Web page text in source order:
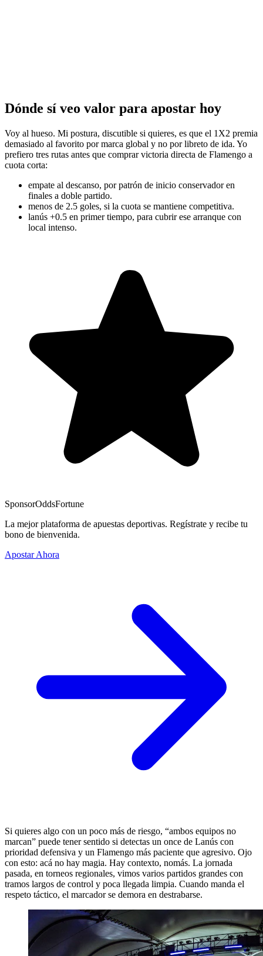
Dónde sí veo valor para apostar hoy
Voy al hueso. Mi postura, discutible si quieres, es que el 1X2 premia
demasiado al favorito por marca global y no por libreto de ida. Yo
prefiero tres rutas antes que comprar victoria directa de Flamengo a
cuota corta:
empate al descanso, por patrón de inicio conservador en
finales a doble partido.
menos de 2.5 goles, si la cuota se mantiene competitiva.
lanús +0.5 en primer tiempo, para cubrir ese arranque con
local intenso.
SponsorOddsFortune
La mejor plataforma de apuestas deportivas. Regístrate y recibe tu
bono de bienvenida.
Apostar Ahora
Si quieres algo con un poco más de riesgo, “ambos equipos no
marcan” puede tener sentido si detectas un once de Lanús con
prioridad defensiva y un Flamengo más paciente que agresivo. Ojo
con esto: acá no hay magia. Hay contexto, nomás. La jornada
pasada, en torneos regionales, vimos varios partidos grandes con
tramos largos de control y poca llegada limpia. Cuando manda el
respeto táctico, el marcador se demora en destrabarse.